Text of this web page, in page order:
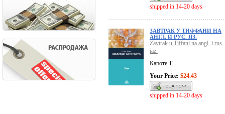
shipped in 14-20 days
ЗАВТРАК У ТИФФАНИ НА
АНГЛ. И РУС. ЯЗ.
Zavtrak u Tiffani na angl. i rus.
iaz.
Капоте Т.
Your Price: $24.43
shipped in 14-20 days